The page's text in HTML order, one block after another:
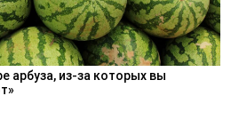
арбуза, из-за которых вы